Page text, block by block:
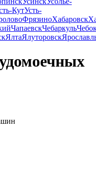
КутУсть-
ФрязиноХабаровск
ЧапаевскЧебаркуль
ЯлтаЯлуторовск